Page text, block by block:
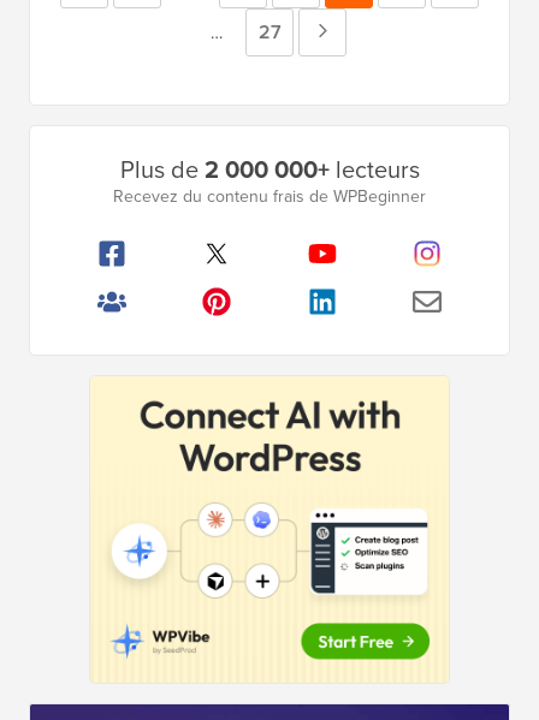
intermédiaires
omises
Pages
intermédiaires
… Page
27
Plus de2 000 000+lecteurs
Recevez du contenu frais de WPBeginner